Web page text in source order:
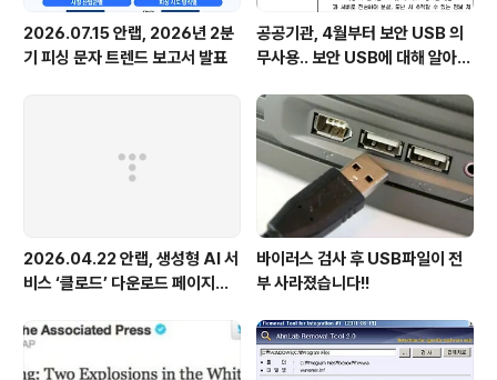
2026.07.15 안랩, 2026년 2분
기 피싱 문자 트렌드 보고서 발표
공공기관, 4월부터 보안 USB 의
무사용.. 보안 USB에 대해 알아봅
2026.04.22 안랩, 생성형 AI 서
비스 ‘클로드’ 다운로드 페이지로
바이러스 검사 후 USB파일이 전
부 사라졌습니다!!